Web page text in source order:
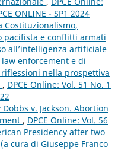
ONLINE - SP1 2024
Costituzionalismo,
e conflitti armati
all’intelligenza artificiale
enforcement e di
nella prospettiva
, DPCE Online: Vol. 51 No. 1
v. Jackson. Abortion
, DPCE Online: Vol. 56
Presidency after two
cura di Giuseppe Franco